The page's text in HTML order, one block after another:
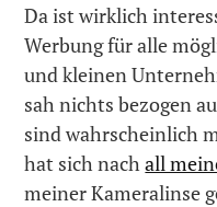
Da ist wirklich
Werbung für alle
und kleinen
sah nichts bezogen
sind wahrscheinlich
hat sich nachall
meiner Kameralinse